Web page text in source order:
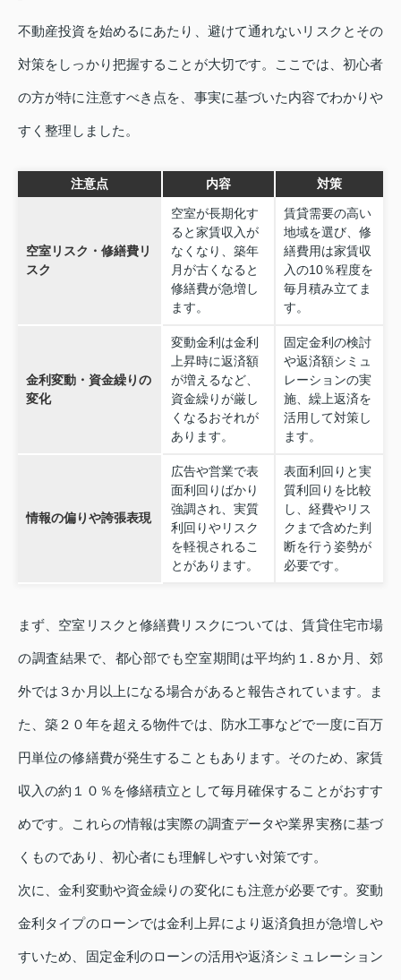
不動産投資を始めるにあたり、避けて通れないリスクとその
対策をしっかり把握することが大切です。ここでは、初心者
の方が特に注意すべき点を、事実に基づいた内容でわかりや
すく整理しました。
注意点 内容 対策
空室リスク・修繕費リ
スク
空室が長期化す
ると家賃収入が
なくなり、築年
月が古くなると
修繕費が急増し
ます。
賃貸需要の高い
地域を選び、修
繕費用は家賃収
入の10％程度を
毎月積み立てま
す。
金利変動・資金繰りの
変化
変動金利は金利
上昇時に返済額
が増えるなど、
資金繰りが厳し
くなるおそれが
あります。
固定金利の検討
や返済額シミュ
レーションの実
施、繰上返済を
活用して対策し
ます。
情報の偏りや誇張表現
広告や営業で表
面利回りばかり
強調され、実質
利回りやリスク
を軽視されるこ
とがあります。
表面利回りと実
質利回りを比較
し、経費やリス
クまで含めた判
断を行う姿勢が
必要です。
まず、空室リスクと修繕費リスクについては、賃貸住宅市場
の調査結果で、都心部でも空室期間は平均約１.８か月、郊
外では３か月以上になる場合があると報告されています。ま
た、築２０年を超える物件では、防水工事などで一度に百万
円単位の修繕費が発生することもあります。そのため、家賃
収入の約１０％を修繕積立として毎月確保することがおすす
めです。これらの情報は実際の調査データや業界実務に基づ
くものであり、初心者にも理解しやすい対策です。
次に、金利変動や資金繰りの変化にも注意が必要です。変動
金利タイプのローンでは金利上昇により返済負担が急増しや
すいため、固定金利のローンの活用や返済シミュレーション